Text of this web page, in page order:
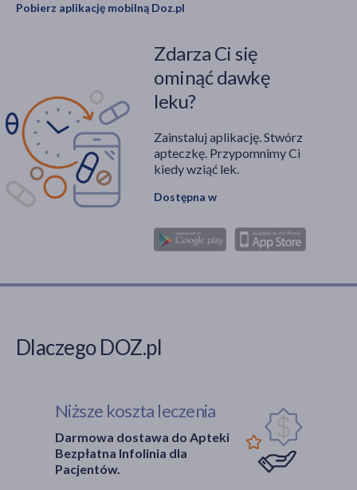
Pobierz aplikację mobilną Doz.pl
Zdarza Ci się
ominąć dawkę
leku?
Zainstaluj aplikację. Stwórz
apteczkę. Przypomnimy Ci
kiedy wziąć lek.
Dostępna w
Dlaczego DOZ.pl
Niższe koszta leczenia
Darmowa dostawa do Apteki
Bezpłatna Infolinia dla
Pacjentów.